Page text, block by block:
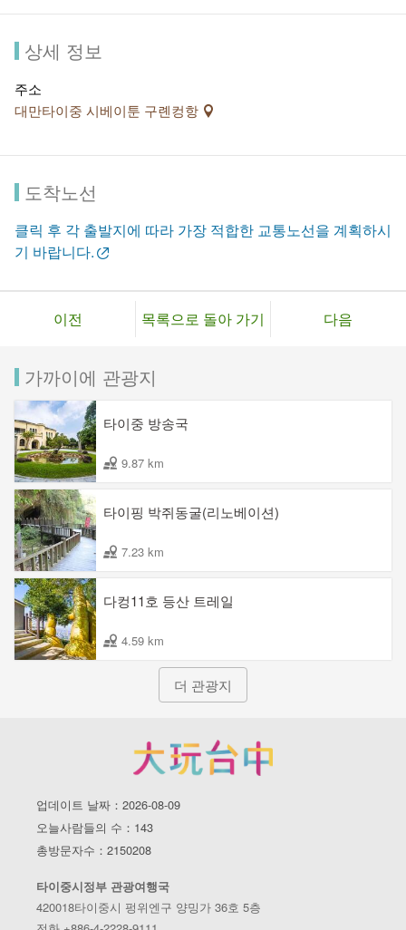
상세 정보
주소
대만타이중 시베이툰 구롄컹항
도착노선
클릭 후 각 출발지에 따라 가장 적합한 교통노선을 계획하시
기 바랍니다.
이전 목록으로 돌아 가기 다음
가까이에 관광지
타이중 방송국
9.87 km
타이핑 박쥐동굴(리노베이션)
7.23 km
다컹11호 등산 트레일
4.59 km
더 관광지
업데이트 날짜：2026-08-09
오늘사람들의 수：143
총방문자수：2150208
타이중시정부 관광여행국
420018타이중시 펑위엔구 양밍가 36호 5층